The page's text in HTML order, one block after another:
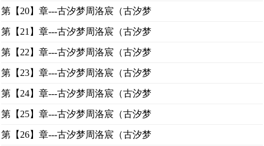
第【20】章---古汐梦周洛宸（古汐梦
第【21】章---古汐梦周洛宸（古汐梦
第【22】章---古汐梦周洛宸（古汐梦
第【23】章---古汐梦周洛宸（古汐梦
第【24】章---古汐梦周洛宸（古汐梦
第【25】章---古汐梦周洛宸（古汐梦
第【26】章---古汐梦周洛宸（古汐梦